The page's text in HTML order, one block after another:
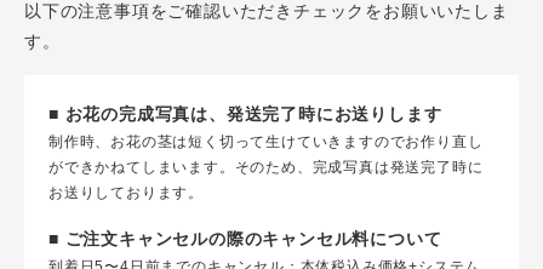
以下の注意事項をご確認いただきチェックをお願いいたしま
す。
■ お花の完成写真は、発送完了時にお送りします
制作時、お花の茎は短く切って生けていきますのでお作り直し
ができかねてしまいます。そのため、完成写真は発送完了時に
お送りしております。
■ ご注文キャンセルの際のキャンセル料について